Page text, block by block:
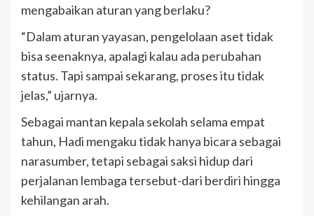
mengabaikan aturan yang berlaku?
“Dalam aturan yayasan, pengelolaan aset tidak
bisa seenaknya, apalagi kalau ada perubahan
status. Tapi sampai sekarang, proses itu tidak
jelas,” ujarnya.
Sebagai mantan kepala sekolah selama empat
tahun, Hadi mengaku tidak hanya bicara sebagai
narasumber, tetapi sebagai saksi hidup dari
perjalanan lembaga tersebut-dari berdiri hingga
kehilangan arah.